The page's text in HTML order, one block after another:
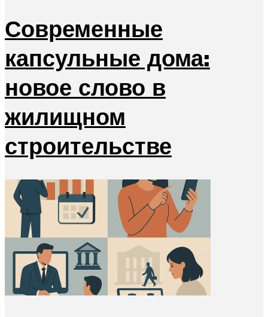
Современные
капсульные дома:
новое слово в
жилищном
строительстве